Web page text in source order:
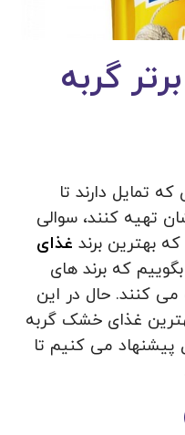
گربه
تمایل دارند تا
تهیه کنند، سوالی
بهترین برند غذای
که برند های
کنند. حال در این
غذای خشک گربه
پیشنهاد می‌ کنیم تا